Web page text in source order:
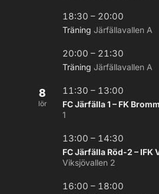
18:30 – 20:00
Träning Järfällavallen A
20:00 – 21:30
Träning Järfällavallen A
8
lör
11:30 – 13:00
FC Järfälla 1 – FK
1
13:00 – 14:30
FC Järfälla Röd-2 – IFK
Viksjövallen 2
16:00 – 18:00